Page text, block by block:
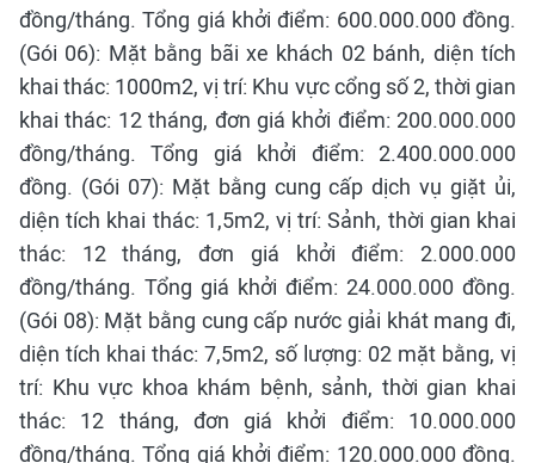
đồng/tháng. Tổng giá khởi điểm: 600.000.000 đồng.
(Gói 06): Mặt bằng bãi xe khách 02 bánh, diện tích
khai thác: 1000m2, vị trí: Khu vực cổng số 2, thời gian
khai thác: 12 tháng, đơn giá khởi điểm: 200.000.000
đồng/tháng. Tổng giá khởi điểm: 2.400.000.000
đồng. (Gói 07): Mặt bằng cung cấp dịch vụ giặt ủi,
diện tích khai thác: 1,5m2, vị trí: Sảnh, thời gian khai
thác: 12 tháng, đơn giá khởi điểm: 2.000.000
đồng/tháng. Tổng giá khởi điểm: 24.000.000 đồng.
(Gói 08): Mặt bằng cung cấp nước giải khát mang đi,
diện tích khai thác: 7,5m2, số lượng: 02 mặt bằng, vị
trí: Khu vực khoa khám bệnh, sảnh, thời gian khai
thác: 12 tháng, đơn giá khởi điểm: 10.000.000
đồng/tháng. Tổng giá khởi điểm: 120.000.000 đồng.